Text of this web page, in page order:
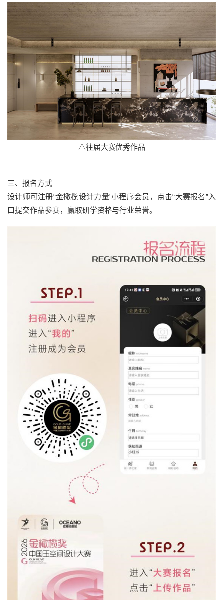
△往届大赛优秀作品
三、报名方式
设计师可注册“金橄榄设计力量”小程序会员，点击“大赛报名”入
口提交作品参赛，赢取研学资格与行业荣誉。